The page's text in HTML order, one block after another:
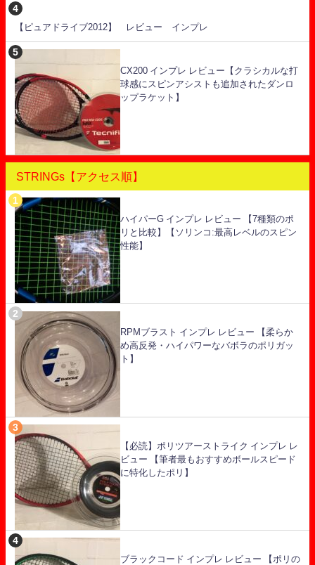
【ピュアドライブ2012】 レビュー インプレ
CX200 インプレ レビュー【クラシカルな打
球感にスピンアシストも追加されたダンロ
ップラケット】
STRINGs【アクセス順】
ハイパーG インプレ レビュー 【7種類のポ
リと比較】【ソリンコ:最高レベルのスピン
性能】
RPMブラスト インプレ レビュー 【柔らか
め高反発・ハイパワーなバボラのポリガッ
ト】
【必読】ポリツアーストライク インプレ レ
ビュー 【筆者最もおすすめボールスピード
に特化したポリ】
ブラックコード インプレ レビュー 【ポリの